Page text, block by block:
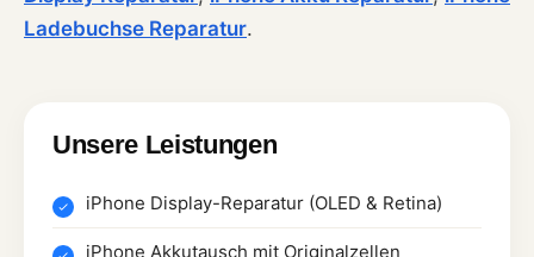
Ladebuchse Reparatur.
Unsere Leistungen
iPhone Display-Reparatur (OLED & Retina)
iPhone Akkutausch mit Originalzellen